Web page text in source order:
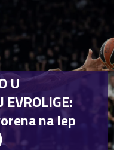
U
EVROLIGE:
na lep